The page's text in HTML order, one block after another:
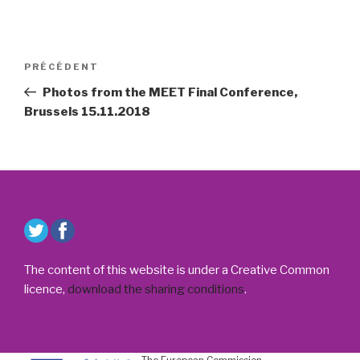
Navigation
l’article
Article
précédent
PRÉCÉDENT
Photos from the MEET Final Conference,
Brussels 15.11.2018
The content of this website is under a Creative Common
licence, download the sharing conditions.